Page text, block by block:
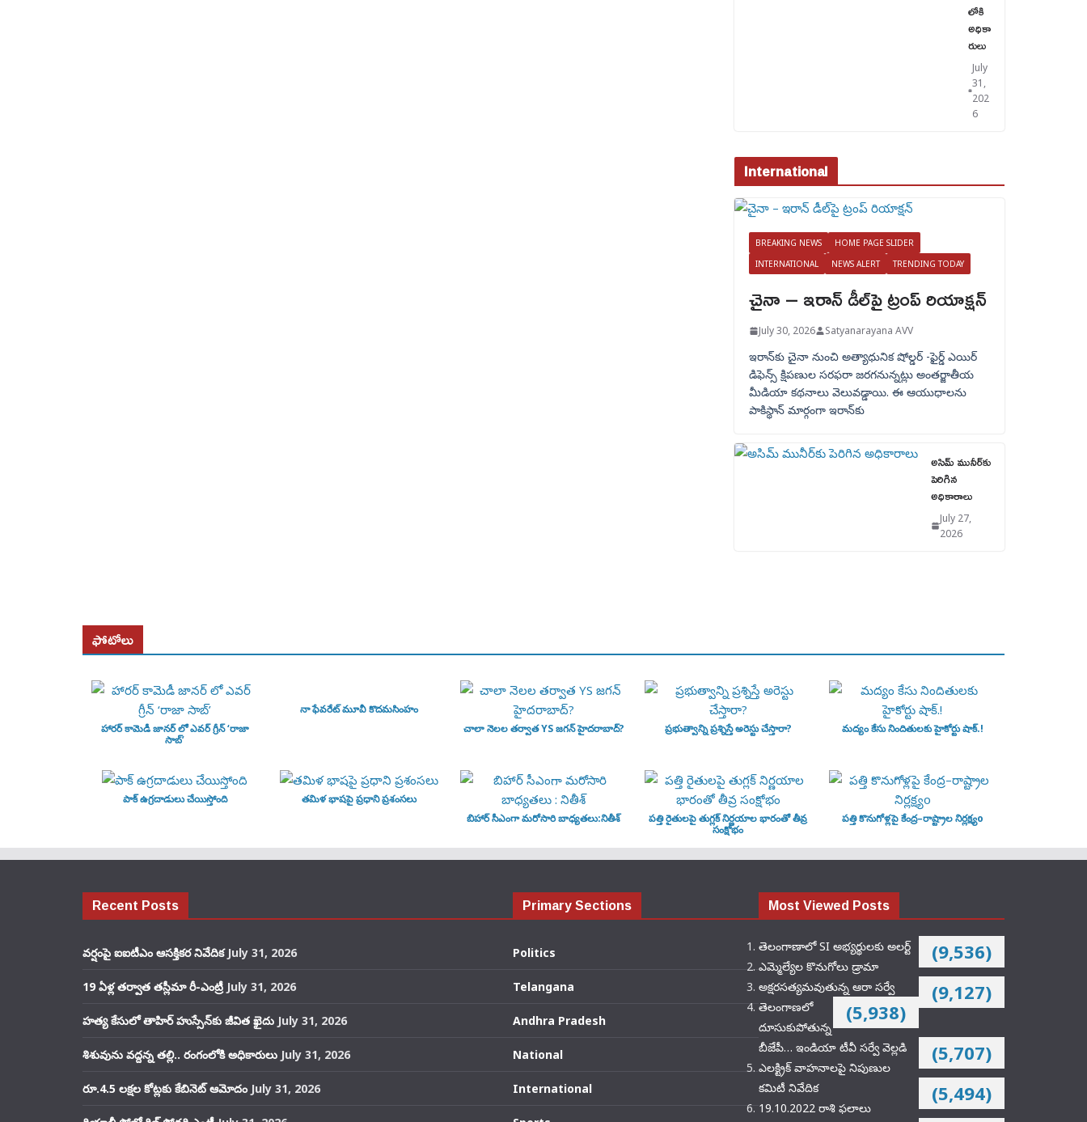
లోకి
అధికా
రులు
July
31,
202
6
International
BREAKING NEWS
HOME PAGE SLIDER
INTERNATIONAL
NEWS ALERT TRENDING TODAY
చైనా – ఇరాన్ డీల్‌పై ట్రంప్ రియాక్షన్
July 30, 2026 Satyanarayana AVV
ఇరాన్‌కు చైనా నుంచి అత్యాధునిక షోల్డర్‌ -ఫైర్డ్ ఎయిర్
డిఫెన్స్ క్షిపణుల సరఫరా జరగనున్నట్లు అంతర్జాతీయ
మీడియా కథనాలు వెలువడ్డాయి. ఈ ఆయుధాలను
పాకిస్థాన్‌ మార్గంగా ఇరాన్‌కు
అసిమ్ మునీర్‌కు
పెరిగిన
అధికారాలు
July 27,
2026
ఫోటోలు
హారర్ కామెడీ జానర్ లో ఎవర్ గ్రీన్ ‘రాజా
సాబ్’
నా ఫేవరేట్ మూవీ కొదమసింహం
చాలా నెలల తర్వాత YS జగన్ హైదరాబాద్?
ప్రభుత్వాన్ని ప్రశ్నిస్తే అరెస్టు చేస్తారా? మద్యం కేసు నిందితులకు హైకోర్టు షాక్.!
పాక్ ఉగ్రదాడులు చేయిస్తోంది
తమిళ భాషపై ప్రధాని ప్రశంసలు
బిహార్ సీఎంగా మరోసారి బాధ్యతలు:నితీశ్
పత్తి రైతులపై తుగ్లక్‌ నిర్ణయాల భారంతో తీవ్ర
సంక్షోభం
పత్తి కొనుగోళ్లపై కేంద్ర–రాష్ట్రాల నిర్లక్ష్యo
Recent Posts
వర్షంపై ఐఐటీఎం ఆసక్తికర నివేదిక July 31, 2026
19 ఏళ్ల తర్వాత తస్లీమా రీ-ఎంట్రీ July 31, 2026
హత్య కేసులో తాహిర్ హుస్సేన్‌కు జీవిత ఖైదు July 31, 2026
శిశువును వద్దన్న తల్లి.. రంగంలోకి అధికారులు July 31, 2026
రూ.4.5 లక్షల కోట్లకు కేబినెట్ ఆమోదం July 31, 2026
Primary Sections
Politics
Telangana
Andhra Pradesh
National
International
Most Viewed Posts
తెలంగాణాలో SI అభ్యర్థులకు అలర్ట్ (9,536)
ఎమ్మెల్యేల కొనుగోలు డ్రామా
(9,127)
అక్షరసత్యమవుతున్న ఆరా సర్వే
(5,938)
తెలంగాణలో
దూసుకుపోతున్న
బీజేపీ… ఇండియా టీవీ సర్వే వెల్లడి
(5,707)
ఎలక్ట్రిక్‌ వాహనాలపై నిపుణుల
కమిటీ నివేదిక
(5,494)
19.10.2022 రాశి ఫలాలు